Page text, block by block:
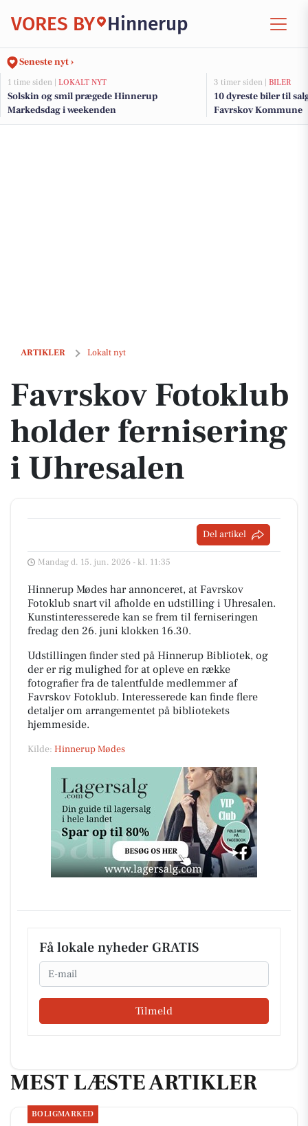
VORES BY Hinnerup
Seneste nyt ›
1 time siden | LOKALT NYT
Solskin og smil prægede Hinnerup
Markedsdag i weekenden
3 timer siden | BILER
10 dyreste biler til
Favrskov Kommune
ARTIKLER Lokalt nyt
Favrskov Fotoklub holder fernisering i Uhresalen
Favrskov Fotoklub
holder fernisering
i Uhresalen
Del artikel
Mandag d. 15. jun. 2026 - kl. 11:35
Hinnerup Mødes har annonceret, at Favrskov
Fotoklub snart vil afholde en udstilling i Uhresalen.
Kunstinteresserede kan se frem til ferniseringen
fredag den 26. juni klokken 16.30.
Udstillingen finder sted på Hinnerup Bibliotek, og
der er rig mulighed for at opleve en række
fotografier fra de talentfulde medlemmer af
Favrskov Fotoklub. Interesserede kan finde flere
detaljer om arrangementet på bibliotekets
hjemmeside.
Kilde: Hinnerup Mødes
Få lokale nyheder GRATIS
Email
Tilmeld
MEST LÆSTE ARTIKLER
BOLIGMARKED